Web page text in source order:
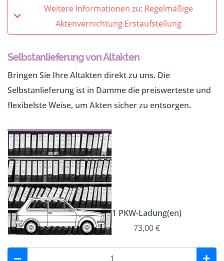
Weitere Informationen zu: Regelmäßige
Aktenvernichtung Erstaufstellung
Selbstanlieferung von Altakten
Bringen Sie Ihre Altakten direkt zu uns. Die
Selbstanlieferung ist in Damme die preiswerteste und
flexibelste Weise, um Akten sicher zu entsorgen.
1 PKW-Ladung(en)
73,00 €